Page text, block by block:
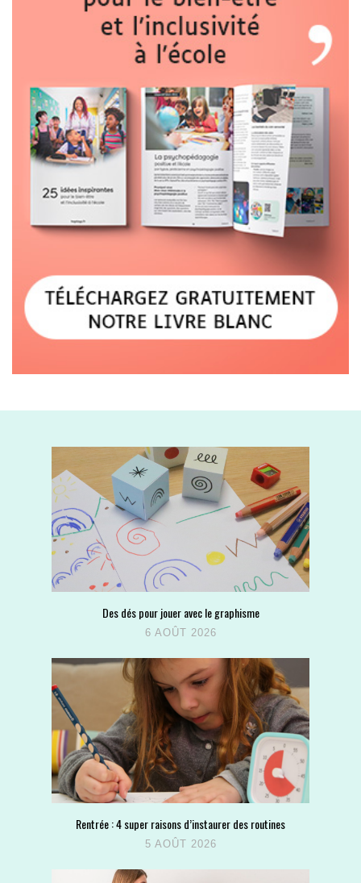
Des dés pour jouer avec le graphisme
6 AOÛT 2026
Rentrée : 4 super raisons d’instaurer des routines
5 AOÛT 2026